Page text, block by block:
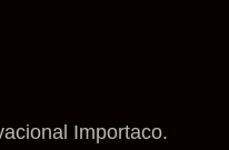
Importaco.